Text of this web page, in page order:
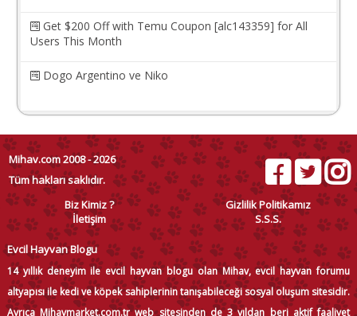
Get $200 Off with Temu Coupon [alc143359] for All
Users This Month
Dogo Argentino ve Niko
Mihav.com 2008 - 2026
Tüm hakları saklıdır.
Biz Kimiz ?
Gizlilik Politikamız
İletişim
S.S.S.
Evcil Hayvan Blogu
14 yıllık deneyim ile evcil hayvan blogu olan Mihav, evcil hayvan forumu
altyapısı ile kedi ve köpek sahiplerinin tanışabileceği sosyal oluşum sitesidir.
Ayrıca Mihavmarket.com.tr web sitesinden de 3 yıldan beri aktif faaliyet